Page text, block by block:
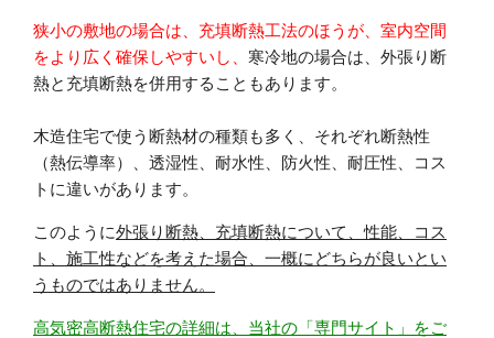
狭小の敷地の場合は、充填断熱工法のほうが、室内空間
をより広く確保しやすいし、 寒冷地の場合は、外張り断
熱と充填断熱を併用することもあります。
木造住宅で使う断熱材の種類も多く、それぞれ断熱性
（熱伝導率）、透湿性、耐水性、防火性、耐圧性、コス
トに違いがあります。
このように外張り断熱、充填断熱について、性能、コス
ト、施工性などを考えた場合、一概にどちらが良いとい
うものではありません。
高気密高断熱住宅の詳細は、当社の「専門サイト」をご